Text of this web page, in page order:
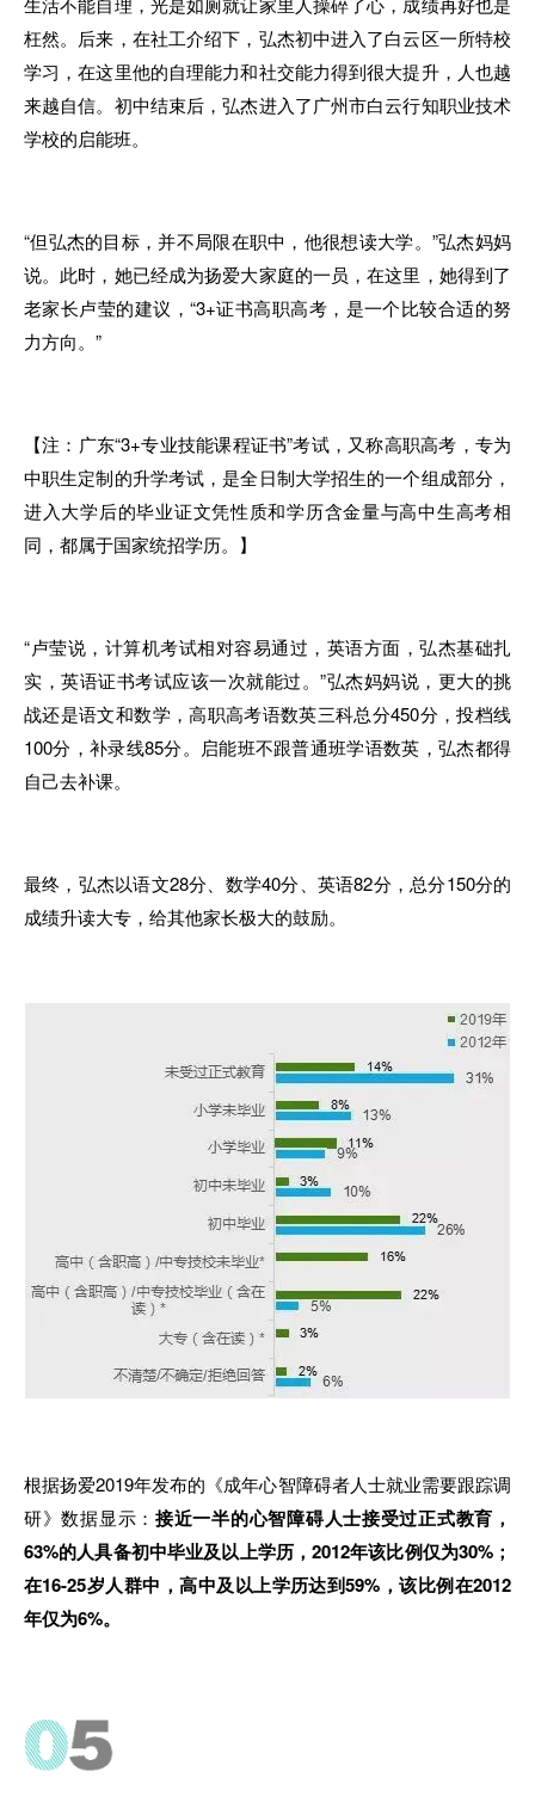
枉然。 后来，在社工介绍下 ， 弘杰初中进入了白云区一所特校
学习 ，在这里他的自理能力和社交能力得到很大提升， 人也越
来越自信。 初中结束后，弘杰进入了广州市白云行知职业技术
学校的启能班。
“但弘杰的目标 ，并不局限在职中 ， 他很想读大学。”弘杰妈妈
说。此时，她已经成为扬爱大家庭的一员 ，在这里，她得到了
老家长卢莹的建议，“3+证书高职高考 ， 是一个比较合适的努
力方向。 ”
【注：广东“3+专业技能课程证书”考试，又称高职高考 ， 专为
中职生定制的升学考试，是全日制大学招生的一个组成部分 ，
进入大学后的毕业证文凭性质和学历含金量与高中生高考相
同，都属于国家统招学历。 】
“卢莹说 ， 计算机考试相对容易通过，英语方面，弘杰基础扎
实，英语证书考试应该一次就能过。”弘杰妈妈说 ，更大的挑
战还是语文和数学，高职高考语数英三科总分450分，投档线
100分，补录线85分。启能班不跟普通班学语数英，弘杰都得
自己去补课。
最终，弘杰以语文28分、数学40分、英语82分，总分150分的
成绩升读大专 ， 给其他家长极大的鼓励。
根据扬爱2019年发布的《成年心智障碍者人士就业需要跟踪调
研》数据显示：接近一半的心智障碍人士接受过正式教育，
63%的人具备初中毕业及以上学历，2012年该比例仅为30%；
在16-25岁人群中 ，高中及以上学历达到59% ，该比例在2012
年仅为6%。